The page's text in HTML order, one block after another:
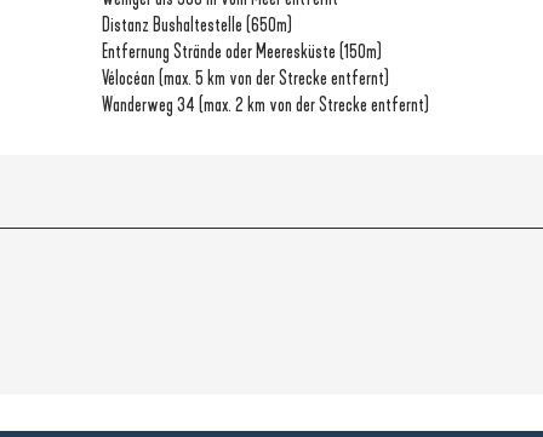
Distanz Bushaltestelle (650m)
Entfernung Strände oder Meeresküste (150m)
Vélocéan (max. 5 km von der Strecke entfernt)
Wanderweg 34 (max. 2 km von der Strecke entfernt)